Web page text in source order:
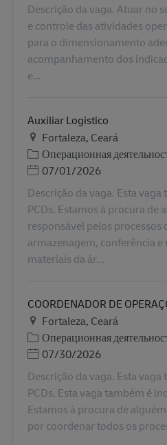
Descrição da vaga. Atuar no
e controle das atividades
para o dimensionamento
acompanhamento dos
e...
Auxiliar Logistico
Местоположение
Fortaleza, Ceará
Категория
Операционная
Дата публикации
07/01/2026
Descrição da vaga. Esta
PCDs. Estamos à procura de
responsável pelos processos
armazenagem, conferência
materiais da ár...
COORDENADOR DE
Местоположение
Fortaleza, Ceará
Категория
Операционная
Дата публикации
07/30/2026
Descrição da vaga. Esta
PCDs. Esta vaga também é
Estamos à procura de
por coordenar todos os